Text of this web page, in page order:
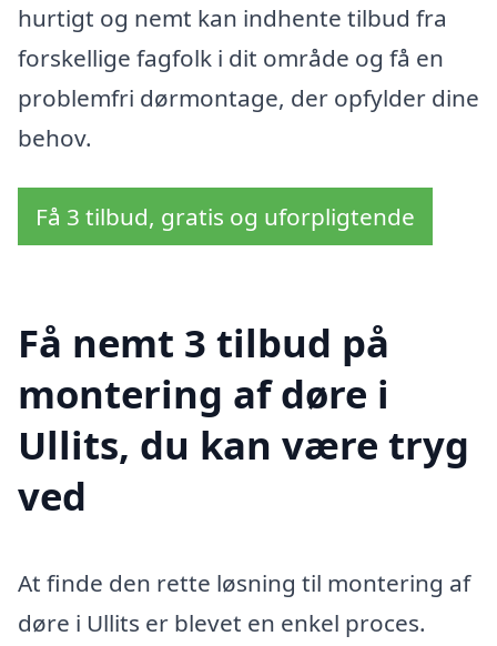
hurtigt og nemt kan indhente tilbud fra
forskellige fagfolk i dit område og få en
problemfri dørmontage, der opfylder dine
behov.
Få 3 tilbud, gratis og uforpligtende
Få nemt 3 tilbud på
montering af døre i
Ullits, du kan være tryg
ved
At finde den rette løsning til montering af
døre i Ullits er blevet en enkel proces.